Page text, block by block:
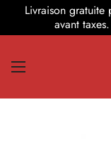
Livraison
avant